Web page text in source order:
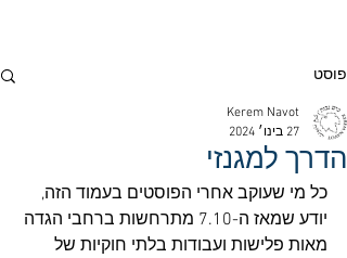
פוסט
הדרך למגנזי
Kerem Navot
27 בינו׳ 2024
כל מי שעוקב אחרי הפוסטים בעמוד הזה,
יודע שמאז ה-7.10 מתרחשות ברחבי הגדה
מאות פלישות ועבודות בלתי חוקיות של